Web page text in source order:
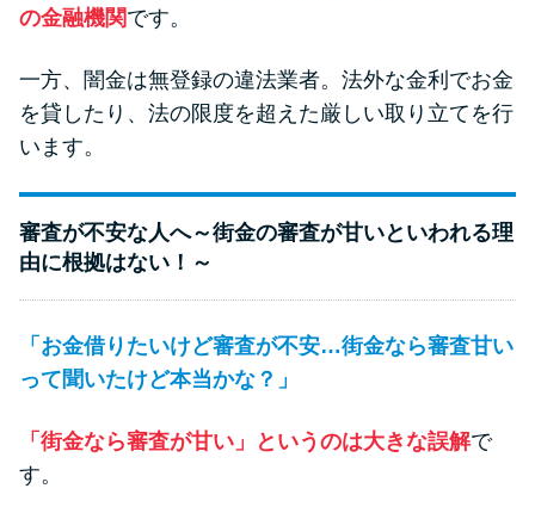
落ちる？バンクイックの口コミ
を分析
みずほ銀行カードローンの問い
合わせ先とシーン別の問い合わ
せ方法
の金融機関です。
一方、闇金は無登録の違法業者。法外な金利でお金
を貸したり、法の限度を超えた厳しい取り立てを行
います。
審査が不安な人へ～街金の審査が甘いといわれる理
由に根拠はない！～
「お金借りたいけど審査が不安…街金なら審査甘い
って聞いたけど本当かな？」
「街金なら審査が甘い」というのは大きな誤解で
す。